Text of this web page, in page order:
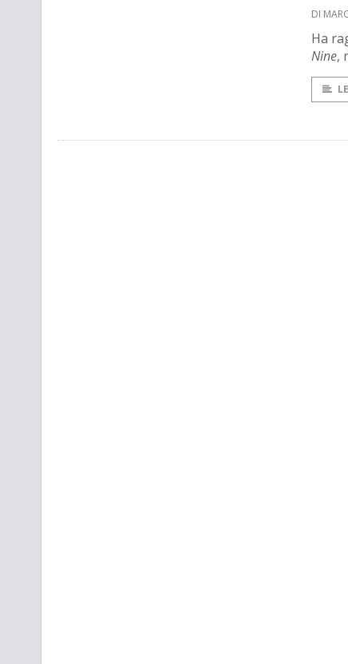
DI
Ha
Nine,